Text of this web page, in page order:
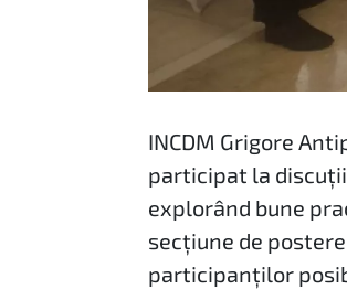
INCDM Grigore
participat la
explorând bune
secțiune de
participanților